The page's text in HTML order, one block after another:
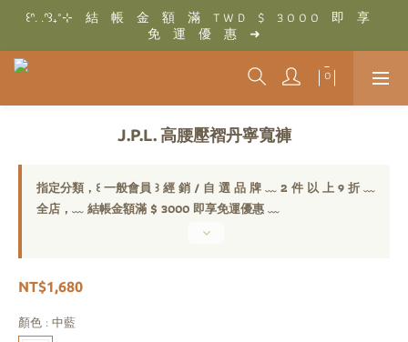
꒰ᐢ. .ᐢ꒱₊˚⊹　結　帳　金　額　滿　T W D　$　3 0 0 0　即　享
免　運　優　惠　➜
꒰ᐢ. .ᐢ꒱₊˚⊹　結　帳　金　額　滿　T W D　$　3 0 0 0　即　享
免　運　優　惠　➜
꒰ᐢ. .ᐢ꒱₊˚⊹　香　港　/　澳　門　結　帳　金　額　滿　H K D　$
1 5 0 0　即　享　免　運　優　惠　➜
免　運　優　惠　➜
J.P.L. 高腰壓褶丹寧寬褲
指定分類，꒰ 一般會員 ꒱ 經 銷 / 自 選 品 牌 ﹏ 2 件 以 上 9 折 ﹏
全店，﹏ 結帳金額滿 $ 3000 即享免運優惠 ﹏
NT$1,680
顏色 : 中藍